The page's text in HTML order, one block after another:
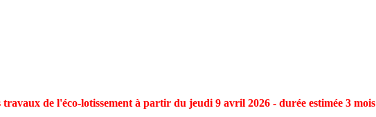
de l'éco-lotissement à partir du jeudi 9 avril 2026 - durée estimée 3 mois